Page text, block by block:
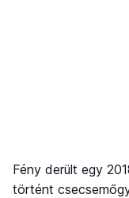
Fény derült egy
történt